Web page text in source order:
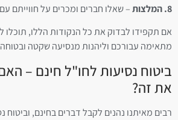
8. המלצות
– שאלו חברים ומכרים על חווייתם
אם תקפידו לבדוק את כל הנקודות הללו, תוכלו
מתאימה עבורכם וליהנות מנסיעה שקטה
ביטוח נסיעות לחו"ל חינם –
את זה?
רבים מאיתנו נהנים לקבל דברים בחינם, וביטוח